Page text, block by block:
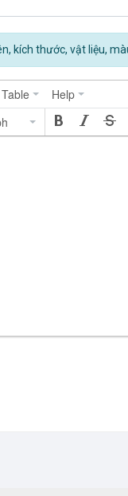
kích thước, vật liệu,
Table
Help